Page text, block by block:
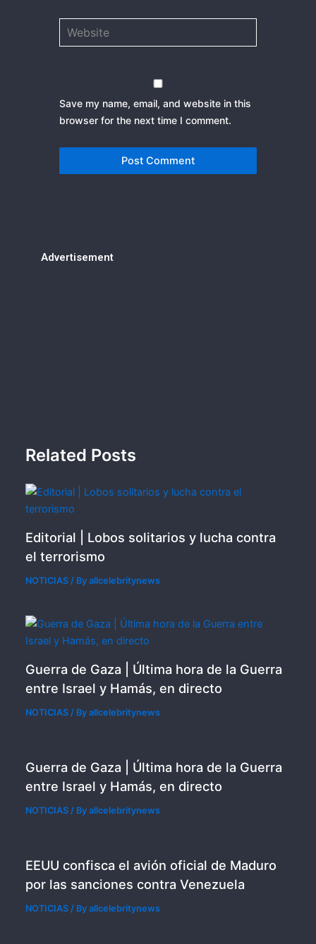
Save my name, email, and website in this
browser for the next time I comment.
Advertisement
Related Posts
Editorial | Lobos solitarios y lucha contra
el terrorismo
NOTICIAS / Byallcelebritynews
Guerra de Gaza | Última hora de la Guerra
entre Israel y Hamás, en directo
NOTICIAS / Byallcelebritynews
Guerra de Gaza | Última hora de la Guerra
entre Israel y Hamás, en directo
NOTICIAS / Byallcelebritynews
EEUU confisca el avión oficial de Maduro
por las sanciones contra Venezuela
NOTICIAS / Byallcelebritynews